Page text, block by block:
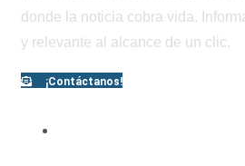
donde la noticia cobra vida.
y relevante al alcance de un clic.
¡Contáctanos!